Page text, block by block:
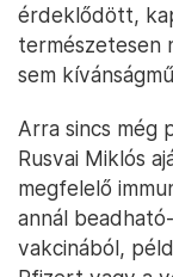
érdeklődött,
természetesen
sem
Arra sincs még
Rusvai Miklós
megfelelő
annál
vakcinából,